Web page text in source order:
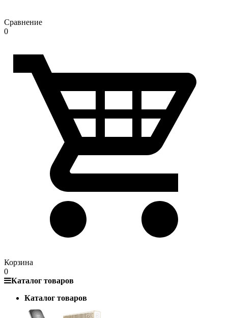
Сравнение
0
Корзина
0
Каталог товаров
Каталог товаров